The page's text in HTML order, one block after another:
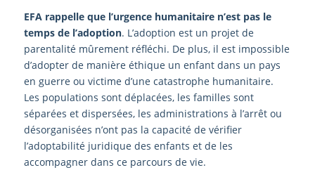
EFA rappelle que l’urgence humanitaire n’est pas le
temps de l’adoption. L’adoption est un projet de
parentalité mûrement réfléchi. De plus, il est impossible
d’adopter de manière éthique un enfant dans un pays
en guerre ou victime d’une catastrophe humanitaire.
Les populations sont déplacées, les familles sont
séparées et dispersées, les administrations à l’arrêt ou
désorganisées n’ont pas la capacité de vérifier
l’adoptabilité juridique des enfants et de les
accompagner dans ce parcours de vie.